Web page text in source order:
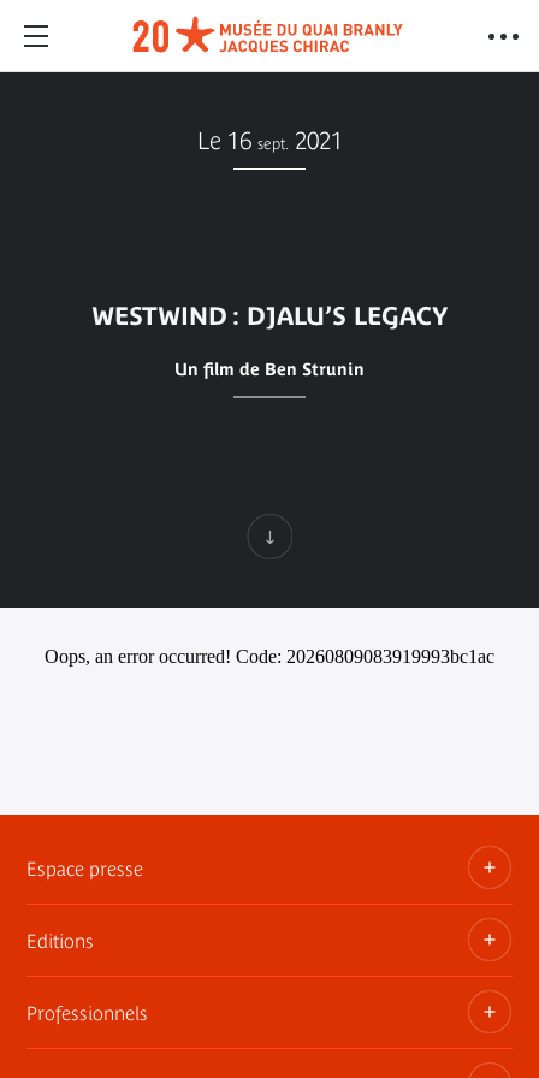
Le 16 sept. 2021
WESTWIND : DJALU’S LEGACY
Un film de Ben Strunin
Oops, an error occurred! Code: 20260809083919993bc1ac
Espace presse
Dossiers, communiqués, bandes annonces
Contact presse
Editions
Les publications du musée
Professionnels